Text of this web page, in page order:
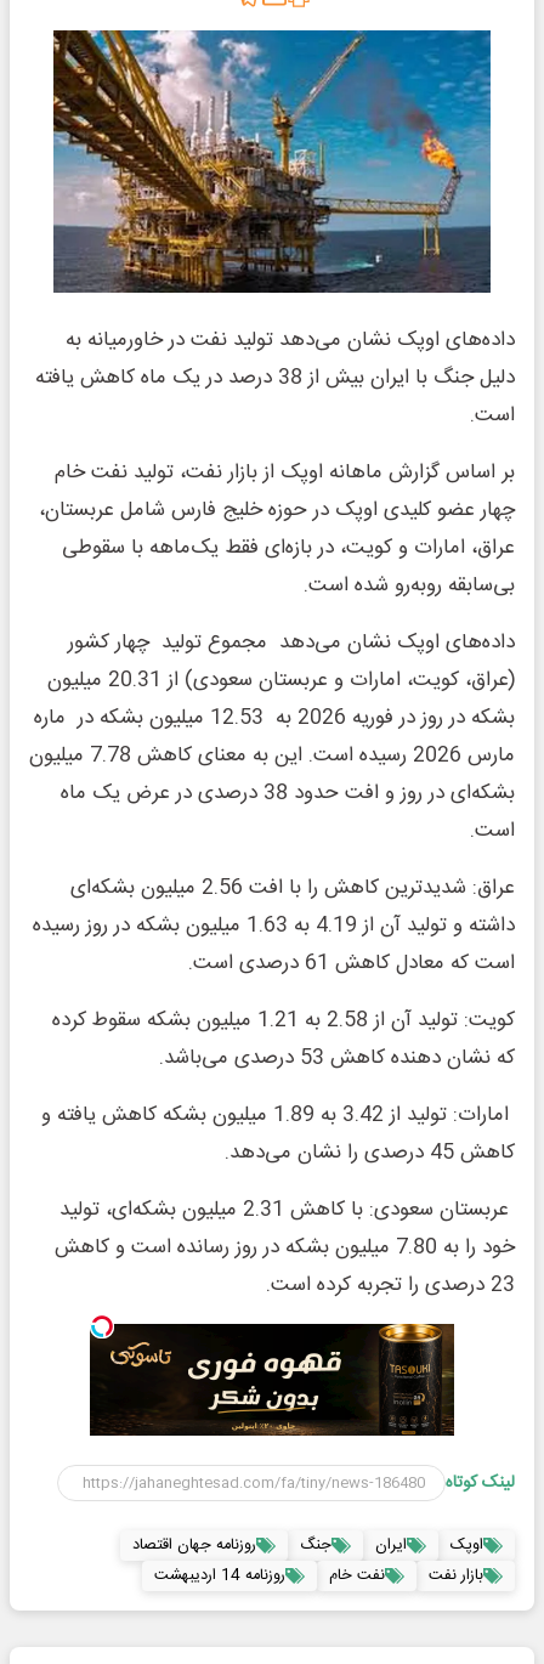
داده‌های اوپک نشان می‌دهد تولید نفت در خاورمیانه به
دلیل جنگ با ایران بیش از 38 درصد در یک ماه کاهش یافته
است.
بر اساس گزارش ماهانه اوپک از بازار نفت، تولید نفت خام
چهار عضو کلیدی اوپک در حوزه خلیج فارس شامل عربستان،
عراق، امارات و کویت، در بازه‌ای فقط یک‌ماهه با سقوطی
بی‌سابقه روبه‌رو شده است.
داده‌های اوپک نشان می‌دهد مجموع تولید چهار کشور
(عراق، کویت، امارات و عربستان سعودی) از 20.31 میلیون
بشکه در روز در فوریه 2026 به 12.53 میلیون بشکه در ماره
مارس 2026 رسیده است. این به معنای کاهش 7.78 میلیون
بشکه‌ای در روز و افت حدود 38 درصدی در عرض یک ماه
است.
عراق: شدیدترین کاهش را با افت 2.56 میلیون بشکه‌ای
داشته و تولید آن از 4.19 به 1.63 میلیون بشکه در روز رسیده
است که معادل کاهش 61 درصدی است.
کویت: تولید آن از 2.58 به 1.21 میلیون بشکه سقوط کرده
که نشان دهنده کاهش 53 درصدی می‌باشد.
امارات: تولید از 3.42 به 1.89 میلیون بشکه کاهش یافته و
کاهش 45 درصدی را نشان می‌دهد.
عربستان سعودی: با کاهش 2.31 میلیون بشکه‌ای، تولید
خود را به 7.80 میلیون بشکه در روز رسانده است و کاهش
23 درصدی را تجربه کرده است.
لینک کوتاه
اوپک ایران جنگ
روزنامه جهان اقتصاد
بازار نفت
نفت خام روزنامه 14 اردیبهشت